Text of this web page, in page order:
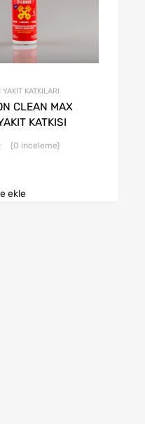
KATKILARI
CLEAN MAX
KATKISI
(0 inceleme)
ekle